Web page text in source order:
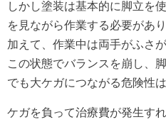
しかし塗装は基本的に脚立を
を見ながら作業する必要があり
加えて、作業中は両手がふさ
この状態でバランスを崩し、
でも大ケガにつながる危険性
ケガを負って治療費が発生す